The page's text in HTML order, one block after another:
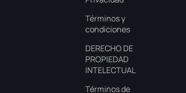
Términos y
condiciones
DERECHO DE
PROPIEDAD
INTELECTUAL
Términos de